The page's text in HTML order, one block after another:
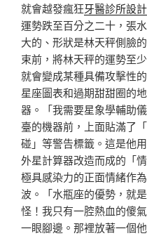
就會越發瘋狂牙醫診所設計
運勢跌至百分之二十，張
大的、形狀是林天秤側臉
束前，將林天秤的運勢至
就會變成某種具備攻擊性
星座圖表和過期甜甜圈的
器。「我需要星象學輔助
臺的機器前，上面貼滿了
碰」等警告標籤。這是他
外星計算器改造而成的「
極具感染力的正面情緒作
波。「水瓶座的優勢，就
怪！我只有一腔熱血的傻
一眼腳邊。那裡放著一個